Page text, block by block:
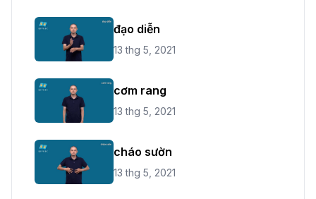
đạo diễn
13 thg 5, 2021
cơm rang
13 thg 5, 2021
cháo sườn
13 thg 5, 2021